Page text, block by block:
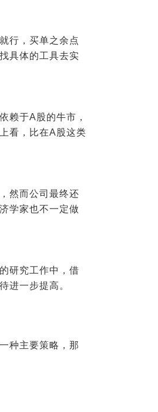
行，买单之余点
具体的工具去实
赖于A股的牛市，
看，比在A 股这类
然而公司最终还
学家也不一定做
研究工作中，借
进一步提高。
种主要策略，那